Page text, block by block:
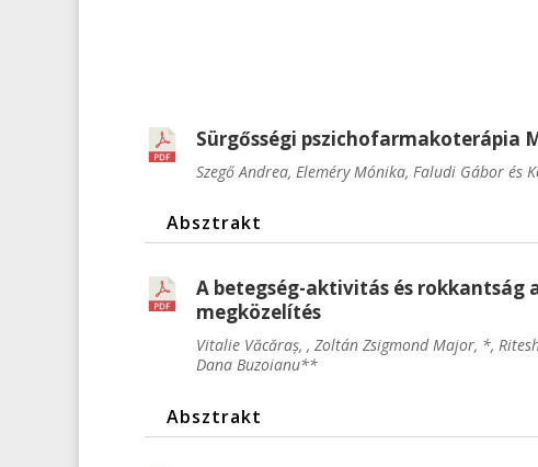
Sürgősségi pszichofarmakoterápia
Szegő Andrea, Eleméry Mónika, Faludi Gábor és
Absztrakt
A betegség-aktivitás és rokkantság
megközelítés
Vitalie Văcăraș, , Zoltán Zsigmond Major, *,
Dana Buzoianu**
Absztrakt